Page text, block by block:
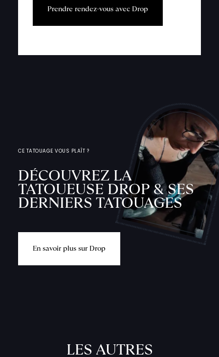
Prendre rendez-vous avec Drop
CE TATOUAGE VOUS PLAÎT ?
DÉCOUVREZ LA
TATOUEUSE DROP & SES
DERNIERS TATOUAGES
En savoir plus sur Drop
LES AUTRES